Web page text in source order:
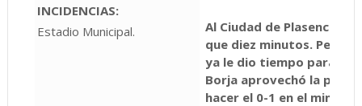
INCIDENCIAS:
Estadio Municipal.
Al Ciudad de Plasencia
que diez minutos. Pero
ya le dio tiempo para
Borja aprovechó la
hacer el 0-1 en el minuto